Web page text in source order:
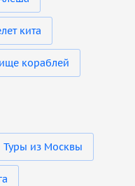
кита
кораблей
Туры из Москвы